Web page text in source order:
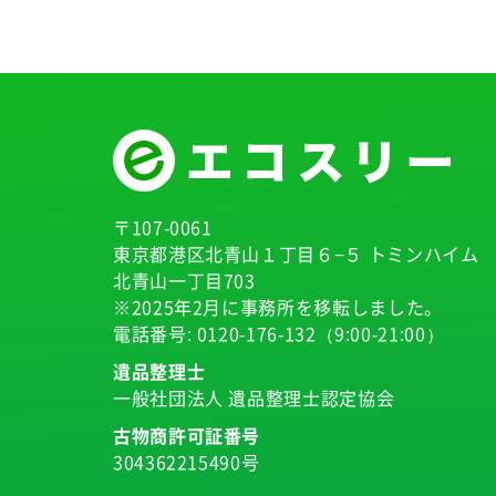
〒107-0061
東京都港区北青山１丁目６−５ トミンハイム
北青山一丁目703
※2025年2月に事務所を移転しました。
電話番号: 0120-176-132 （9:00-21:00）
遺品整理士
一般社団法人 遺品整理士認定協会
古物商許可証番号
304362215490号